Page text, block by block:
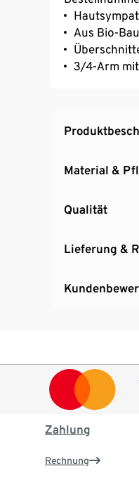
Aus Bio-
3/4-Arm
Material &
Qualität
Lieferung &
Zahlung
Rechnung